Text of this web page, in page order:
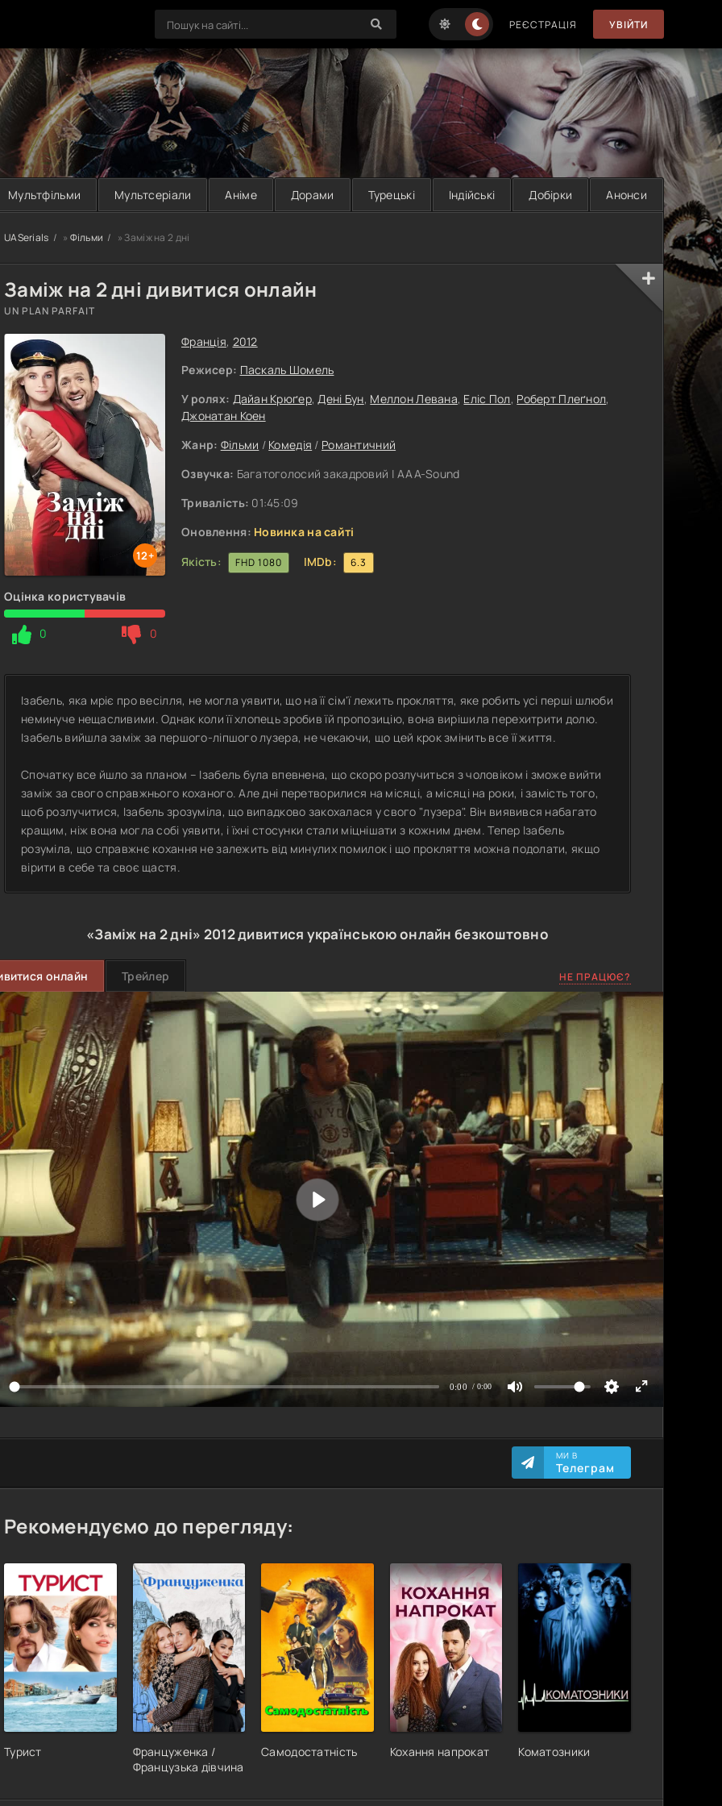
РЕЄСТРАЦІЯ УВІЙТИ
Мультфільми Мультсеріали Аніме Дорами Турецькі Індійські Добірки Анонси
UASerials » Фільми » Заміж на 2 дні
Заміж на 2 дні дивитися онлайн
UN PLAN PARFAIT
12+
Оцінка користувачів
0 0
Франція, 2012
Режисер: Паскаль Шомель
У ролях: Дайан Крюґер,Дені Бун, Меллон Левана, Еліс Пол, Роберт Плеґнол,
Джонатан Коен
Жанр: Фільми / Комедія / Романтичний
Озвучка: Багатоголосий закадровий | ААА-Sound
Тривалість: 01:45:09
Оновлення: Новинка на сайті
Якість:
FHD 1080 IMDb: 6.3
Ізабель, яка мріє про весілля, не могла уявити, що на її сім'ї лежить прокляття, яке робить усі перші шлюби
неминуче нещасливими. Однак коли її хлопець зробив їй пропозицію, вона вирішила перехитрити долю.
Ізабель вийшла заміж за першого-ліпшого лузера, не чекаючи, що цей крок змінить все її життя.
Спочатку все йшло за планом – Ізабель була впевнена, що скоро розлучиться з чоловіком і зможе вийти
заміж за свого справжнього коханого. Але дні перетворилися на місяці, а місяці на роки, і замість того,
щоб розлучитися, Ізабель зрозуміла, що випадково закохалася у свого "лузера". Він виявився набагато
кращим, ніж вона могла собі уявити, і їхні стосунки стали міцнішати з кожним днем. Тепер Ізабель
розуміла, що справжнє кохання не залежить від минулих помилок і що прокляття можна подолати, якщо
вірити в себе та своє щастя.
«Заміж на 2 дні» 2012дивитися українською онлайн безкоштовно
онлайн Трейлер НЕ ПРАЦЮЄ?
МИ В
Телеграм
Рекомендуємо до перегляду:
Турист
Француженка /
Французька дівчина
Самодостатність Кохання напрокат Коматозники